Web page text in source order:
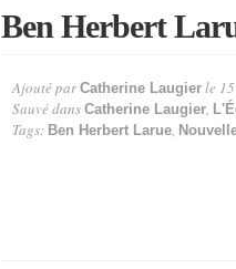
Ben Herbert
Ajouté par Catherine Laugier le
Sauvé dans Catherine Laugier,
Tags: Ben Herbert Larue,